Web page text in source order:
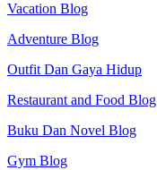
Vacation Blog
Adventure Blog
Outfit Dan Gaya Hidup
Restaurant and Food Blog
Buku Dan Novel Blog
Gym Blog